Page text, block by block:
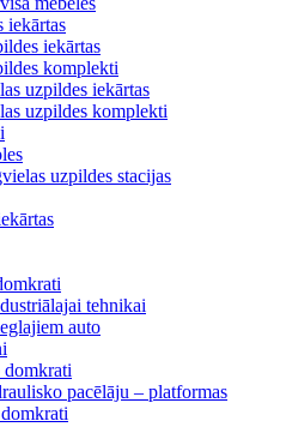
iekārtas
iekārtas
komplekti
uzpildes iekārtas
uzpildes komplekti
uzpildes stacijas
tehnikai
auto
domkrati
pacēlāju – platformas